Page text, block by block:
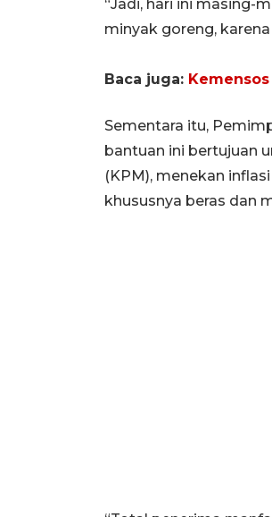
“Jadi, hari ini masing-
minyak goreng,
Baca juga:
Sementara itu,
bantuan ini bertujuan
(KPM), menekan
khususnya beras dan